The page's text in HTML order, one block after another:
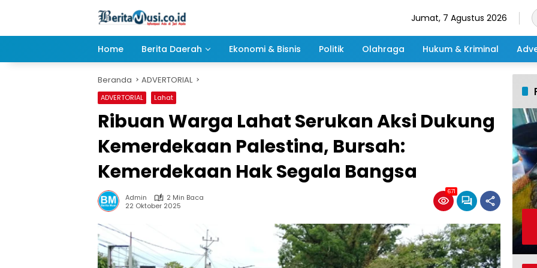
Jumat, 7 Agustus 2026
Home Berita Daerah Ekonomi & Bisnis Politik Olahraga Hukum & Kriminal
Beranda ADVERTORIAL
ADVERTORIAL Lahat
Ribuan Warga Lahat Serukan Aksi Dukung
Kemerdekaan Palestina, Bursah:
Kemerdekaan Hak Segala Bangsa
Admin
2 Min Baca
22 Oktober 2025
671